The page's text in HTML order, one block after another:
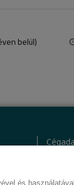
és
belül)